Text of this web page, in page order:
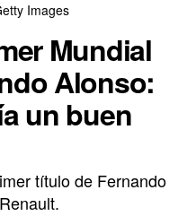
Images
Mundial
Alonso:
un buen
título de Fernando